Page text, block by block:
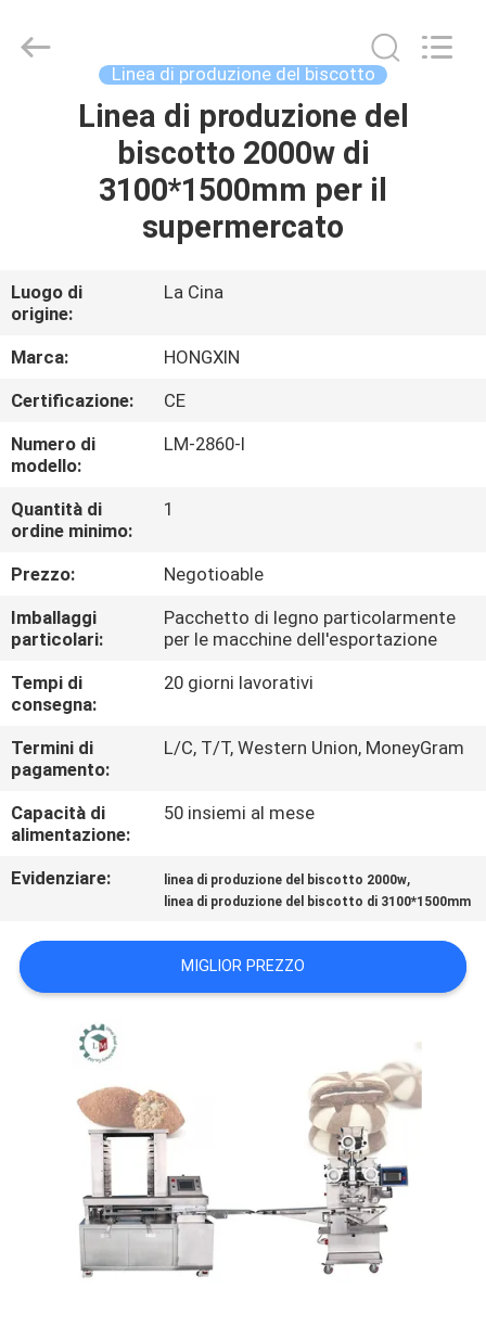
CASA.
PRODOTTI
SPETTACOLO
VR
SU
DI
NOI
VISITA
ALLA
FABBRICA
CONTROLLO
DELLA
QUALITÀ
CONTATTACI
PREVENTIVO
MAPPA
PRIVACY
POLICY
Food
Machinery
Linea di produzione del biscotto
Linea di produzione del
biscotto 2000w di
3100*1500mm per il
supermercato
Luogo di
origine:
La Cina
Marca:
HONGXIN
Certificazione:
CE
Numero di
modello:
LM-2860-I
Quantità di
ordine minimo:
1
Prezzo:
Negotioable
Imballaggi
particolari:
Pacchetto di legno particolarmente
per le macchine dell'esportazione
Tempi di
consegna:
20 giorni lavorativi
Termini di
pagamento:
L/C, T/T, Western Union, MoneyGram
Capacità di
alimentazione:
50 insiemi al mese
Evidenziare: linea di produzione del biscotto 2000w,
linea di produzione del biscotto di 3100*1500mm
MIGLIOR PREZZO